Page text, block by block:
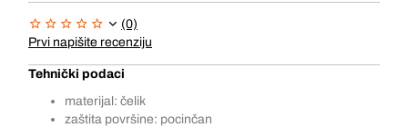
(0)
Prvi napišite recenziju
Tehnički podaci
materijal: čelik
zaštita površine: pocinčan